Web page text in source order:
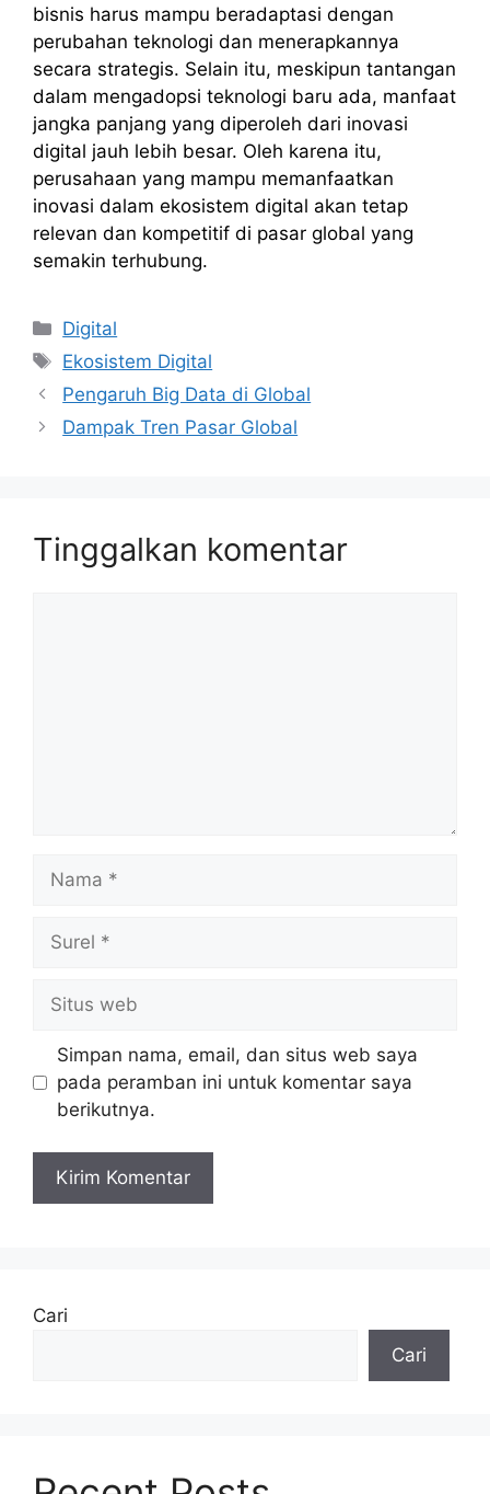
bisnis harus mampu beradaptasi dengan
perubahan teknologi dan menerapkannya
secara strategis. Selain itu, meskipun tantangan
dalam mengadopsi teknologi baru ada, manfaat
jangka panjang yang diperoleh dari inovasi
digital jauh lebih besar. Oleh karena itu,
perusahaan yang mampu memanfaatkan
inovasi dalam ekosistem digital akan tetap
relevan dan kompetitif di pasar global yang
semakin terhubung.
Kategori
Digital
Tag
Ekosistem Digital
Pengaruh Big Data di Global
Dampak Tren Pasar Global
Tinggalkan komentar
Nama
Surel
Situs
web
Simpan nama, email, dan situs web saya
pada peramban ini untuk komentar saya
berikutnya.
Cari
Cari